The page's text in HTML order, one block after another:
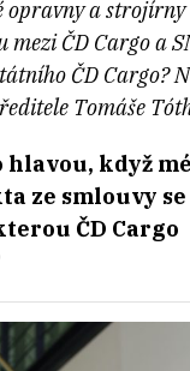
opravny a
mezi ČD Cargo a
ČD Cargo?
Tomáše
hlavou, když
ze smlouvy
ČD Cargo